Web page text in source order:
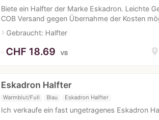
Biete ein Halfter der Marke Eskadron. Leichte
COB Versand gegen Übernahme der Kosten
navigate_nextGebraucht: Halfter
location_on
≈CHF 18.69 VB
Eskadron Halfter
Warmblut/Full Blau Eskadron Halfter
Ich verkaufe ein fast ungetragenes Eskadron